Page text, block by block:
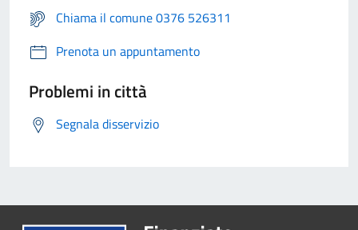
Chiama il comune 0376 526311
Prenota un appuntamento
Problemi in città
Segnala disservizio